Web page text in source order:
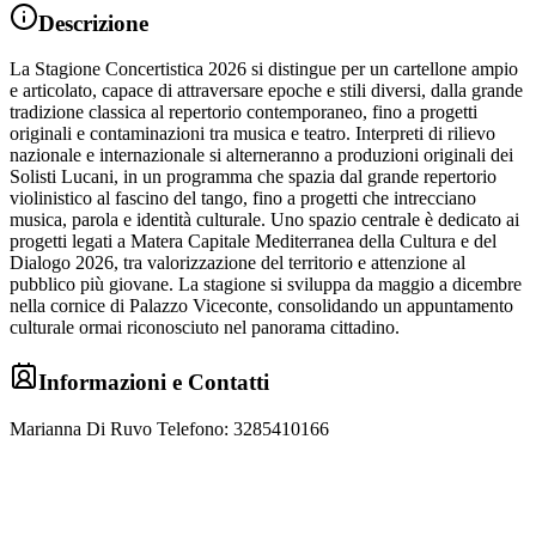
Descrizione
La Stagione Concertistica 2026 si distingue per un cartellone ampio
e articolato, capace di attraversare epoche e stili diversi, dalla grande
tradizione classica al repertorio contemporaneo, fino a progetti
originali e contaminazioni tra musica e teatro. Interpreti di rilievo
nazionale e internazionale si alterneranno a produzioni originali dei
Solisti Lucani, in un programma che spazia dal grande repertorio
violinistico al fascino del tango, fino a progetti che intrecciano
musica, parola e identità culturale. Uno spazio centrale è dedicato ai
progetti legati a Matera Capitale Mediterranea della Cultura e del
Dialogo 2026, tra valorizzazione del territorio e attenzione al
pubblico più giovane. La stagione si sviluppa da maggio a dicembre
nella cornice di Palazzo Viceconte, consolidando un appuntamento
culturale ormai riconosciuto nel panorama cittadino.
Informazioni e Contatti
Marianna Di Ruvo Telefono: 3285410166